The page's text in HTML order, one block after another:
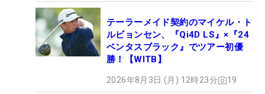
テーラーメイド契約のマイケル・ト
ルビョンセン、『Qi4D LS』×『24
ベンタスブラック』でツアー初優
勝！【WITB】
2026年8月3日 (月) 12時23分 19